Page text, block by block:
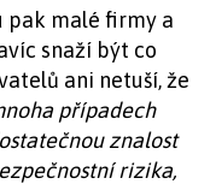
pak malé firmy a
snaží být co
ani netuší, že
případech
znalost
rizika,